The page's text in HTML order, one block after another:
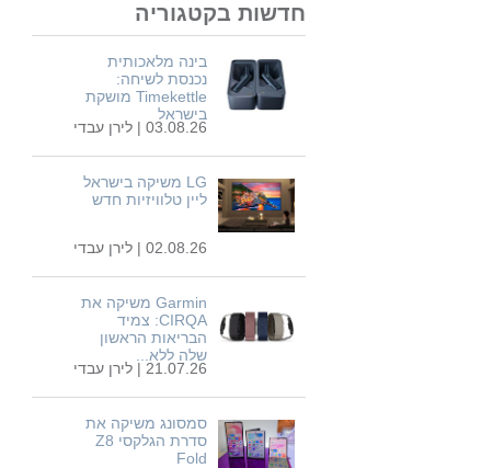
חדשות בקטגוריה
בינה מלאכותית
נכנסת לשיחה:
Timekettle מושקת
בישראל
03.08.26 | לירן עבדי
LG משיקה בישראל
ליין טלוויזיות חדש
02.08.26 | לירן עבדי
Garmin משיקה את
CIRQA: צמיד
הבריאות הראשון
שלה ללא...
21.07.26 | לירן עבדי
סמסונג משיקה את
סדרת הגלקסי Z8
Fold